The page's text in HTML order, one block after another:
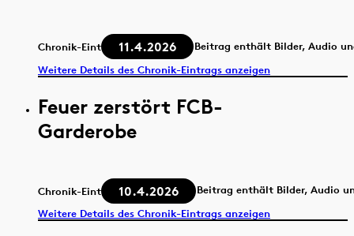
Chronik-Eintrag 11.4.2026
Beitrag enthält Bilder, Audio
Weitere Details des Chronik-Eintrags anzeigen
Feuer zerstört FCB-
Garderobe
Chronik-Eintrag 10.4.2026
Beitrag enthält Bilder, Audio
Weitere Details des Chronik-Eintrags anzeigen